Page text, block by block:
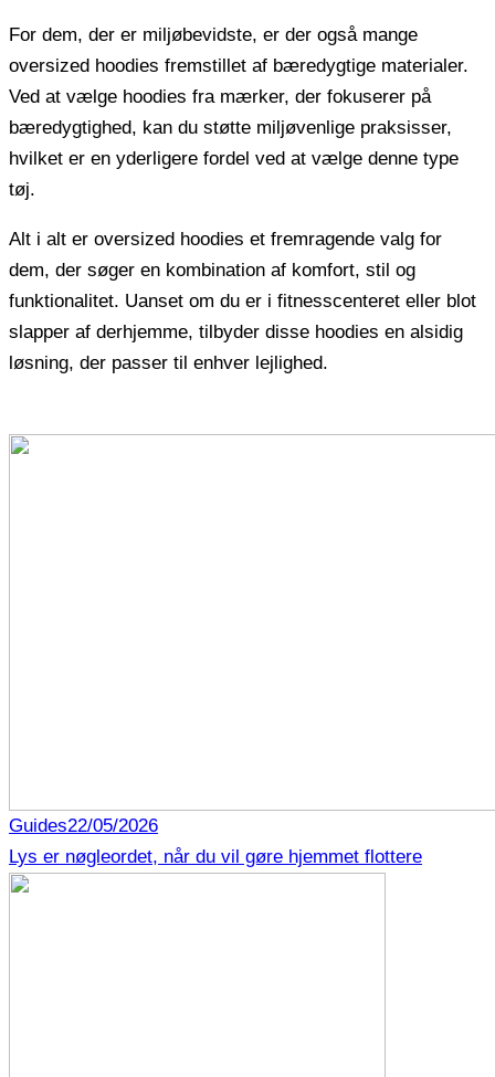
For dem, der er miljøbevidste, er der også mange
oversized hoodies fremstillet af bæredygtige materialer.
Ved at vælge hoodies fra mærker, der fokuserer på
bæredygtighed, kan du støtte miljøvenlige praksisser,
hvilket er en yderligere fordel ved at vælge denne type
tøj.
Alt i alt er oversized hoodies et fremragende valg for
dem, der søger en kombination af komfort, stil og
funktionalitet. Uanset om du er i fitnesscenteret eller blot
slapper af derhjemme, tilbyder disse hoodies en alsidig
løsning, der passer til enhver lejlighed.
Guides22/05/2026
Lys er nøgleordet, når du vil gøre hjemmet flottere